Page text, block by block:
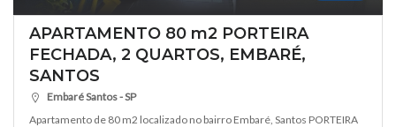
APARTAMENTO 80 m2 PORTEIRA
FECHADA, 2 QUARTOS, EMBARÉ,
SANTOS
Embaré Santos - SP
Apartamento de 80 m2 localizado no bairro Embaré, Santos PORTEIRA